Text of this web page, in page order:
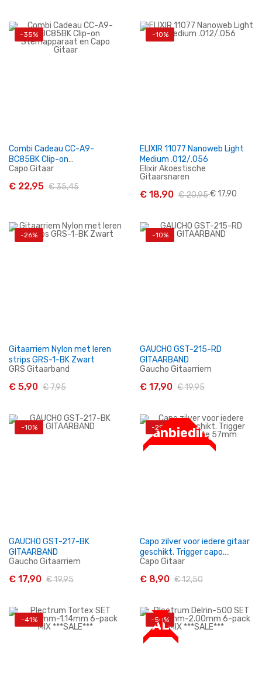
In Winkelwagen In Winkelwagen
-35%
In Winkelwagen
Combi Cadeau CC-A9-
BC85BK Clip-on
Stemapparaat en Capo
Gitaar
Capo Gitaar
€ 22,95 € 35,45
-10%
In Winkelwagen
ELIXIR 11077 Nanoweb Light
Medium .012/.056
Elixir Akoestische
Gitaarsnaren
€ 18,90 € 20,95€ 17,90
-26%
In Winkelwagen
Gitaarriem Nylon met leren
strips GRS-1-BK Zwart
GRS Gitaarband
€ 5,90 € 7,95
-10%
In Winkelwagen
GAUCHO GST-215-RD
GITAARBAND
Gaucho Gitaarriem
€ 17,90 € 19,95
-10%
In Winkelwagen
GAUCHO GST-217-BK
GITAARBAND
Gaucho Gitaarriem
€ 17,90 € 19,95
Aanbieding
-29%
In Winkelwagen
Capo zilver voor iedere gitaar
geschikt. Trigger capo.
Breedte 57mm
Capo Gitaar
€ 8,90 € 12,50
-41% SALE
-50%